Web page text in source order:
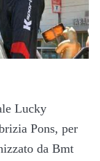
Lucky
Pons, per
da Bmt